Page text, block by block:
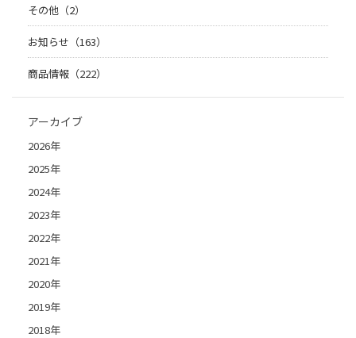
その他（2）
お知らせ（163）
商品情報（222）
アーカイブ
2026年
2025年
2024年
2023年
2022年
2021年
2020年
2019年
2018年